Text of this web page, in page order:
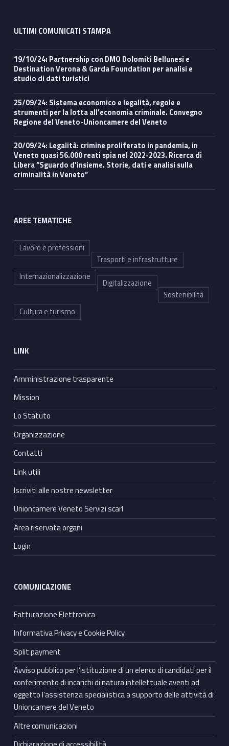
ULTIMI COMUNICATI STAMPA
19/10/24: Partnership con DMO Dolomiti Bellunesi e
Destination Verona & Garda Foundation per analisi e
studio di dati turistici
25/09/24: Sistema economico e legalità, regole e
strumenti per la lotta all’economia criminale. Convegno
Regione del Veneto-Unioncamere del Veneto
20/09/24: Legalità: crimine proliferato in pandemia, in
Veneto quasi 56.000 reati spia nel 2022-2023. Ricerca di
Libera “Sguardo d’insieme. Storie, dati e analisi sulla
criminalità in Veneto”
AREE TEMATICHE
Lavoro e professioni
Trasporti e infrastrutture
Internazionalizzazione
Digitalizzazione
Sostenibilità
Cultura e turismo
LINK
Amministrazione trasparente
Mission
Lo Statuto
Organizzazione
Contatti
Link utili
Iscriviti alle nostre newsletter
Unioncamere Veneto Servizi scarl
Area riservata organi
Login
COMUNICAZIONE
Fatturazione Elettronica
Informativa Privacy e Cookie Policy
Split payment
Avviso pubblico per l’istituzione di un elenco di candidati per il
conferimento di incarichi di natura intellettuale aventi ad
oggetto l’assistenza specialistica a supporto delle attività di
Unioncamere del Veneto
Altre comunicazioni